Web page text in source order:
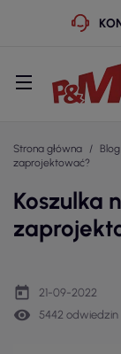
Strona główna Blog
zaprojektować?
Koszulka
today 21-09-2022
remove_red_eye 5442 odwiedzin